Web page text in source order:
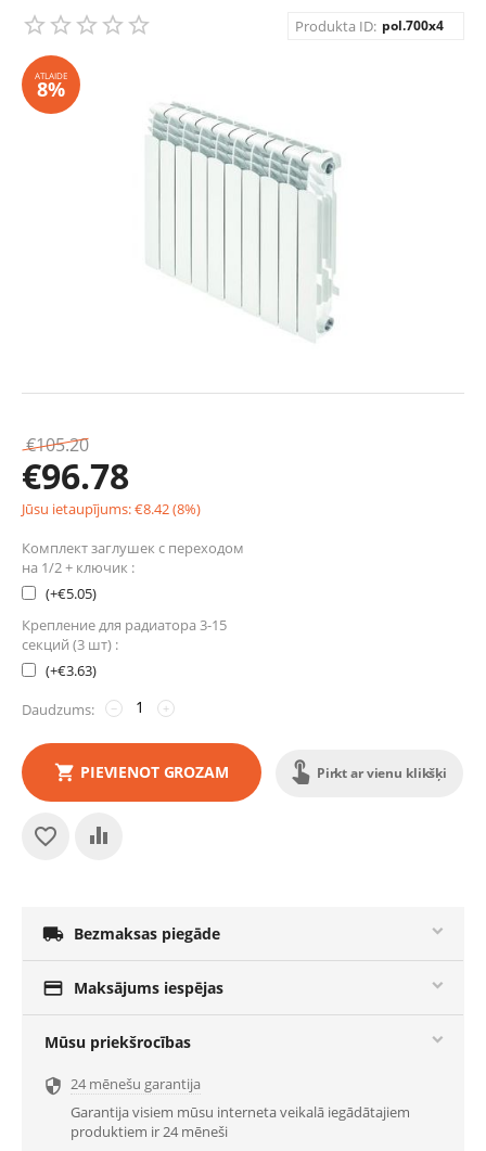
Produkta ID: pol.700x4
ATLAIDE
8%
€105.20
€96.78
Jūsu ietaupījums:€8.42(8%)
Комплект заглушек с переходом
на 1/2 + ключик :
(+€5.05)
Крепление для радиатора 3-15
секций (3 шт) :
(+€3.63)
Daudzums:
+
−
PIEVIENOT GROZAM Pirkt ar vienu klikšķi
 Bezmaksas piegāde
 Maksājums iespējas
Mūsu priekšrocības
 24 mēnešu garantija
Garantija visiem mūsu interneta veikalā iegādātajiem
produktiem ir 24 mēneši